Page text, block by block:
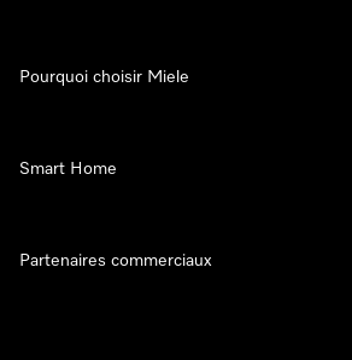
Pourquoi choisir Miele
Smart Home
Partenaires commerciaux